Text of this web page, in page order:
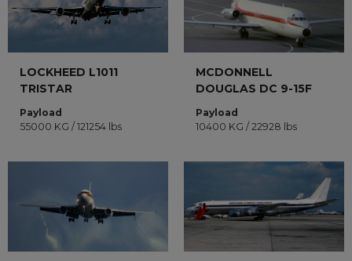
LOCKHEED L1011
TRISTAR
Payload
55000 KG / 121254 lbs
MCDONNELL
DOUGLAS DC 9-15F
Payload
10400 KG / 22928 lbs